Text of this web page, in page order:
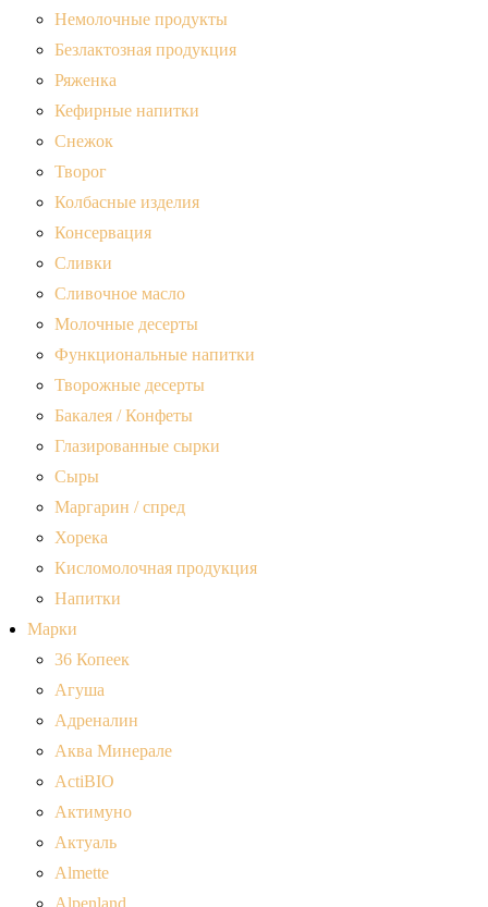
Немолочные продукты
Безлактозная продукция
Ряженка
Кефирные напитки
Снежок
Творог
Колбасные изделия
Консервация
Сливки
Сливочное масло
Молочные десерты
Функциональные напитки
Творожные десерты
Бакалея / Конфеты
Глазированные сырки
Сыры
Маргарин / спред
Хорека
Кисломолочная продукция
Напитки
Марки
36 Копеек
Агуша
Адреналин
Аква Минерале
ActiBIO
Актимуно
Актуаль
Almette